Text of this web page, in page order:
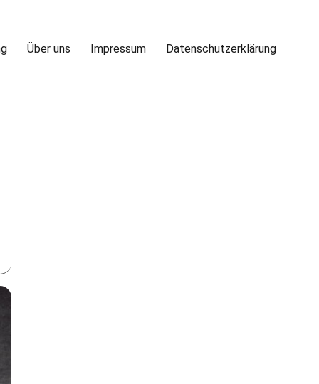
Über uns Impressum Datenschutzerklärung